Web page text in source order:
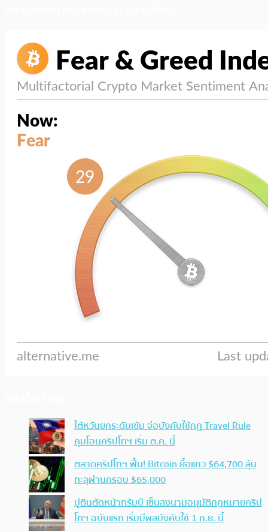
ไต้หวันยกระดับเข้ม จ่อบังคับใช้กฏ Travel Rule
คุมโอนคริปโทฯ เริ่ม ต.ค. นี้
ตลาดคริปโทฯ ฟื้น! Bitcoin ยื้อแถว $64,700 ลุ้น
ทะลุผ่านกรอบ $65,000
ปูตินตัดหน้าทรัมป์ เซ็นลงนามอนุมัติกฎหมายคริป
โทฯ ฉบับแรก เริ่มมีผลบังคับใช้ 1 ก.ย. นี้